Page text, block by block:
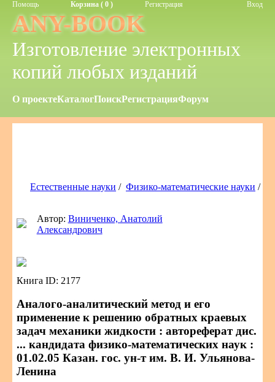
Помощь Корзина ( 0 ) Регистрация Вход
ANY-BOOK
Изготовление электронных
копий любых изданий
О проектеКаталогПоискРегистрацияФорум
Естественные науки / Физико-математические науки /
Автор: Виниченко, Анатолий
Александрович
Книга ID: 2177
Аналого-аналитический метод и его
применение к решению обратных краевых
задач механики жидкости : автореферат дис.
... кандидата физико-математических наук :
01.02.05 Казан. гос. ун-т им. В. И. Ульянова-
Ленина